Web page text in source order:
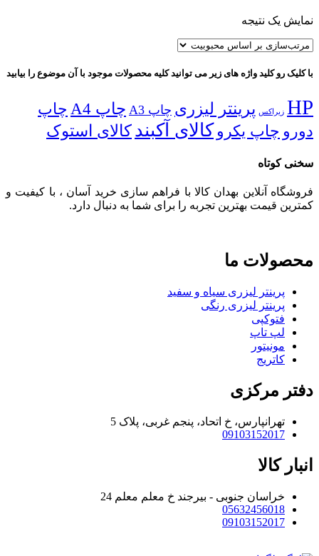
نمایش یک نتیجه
با کلیک رو کلید واژه های زیر می توانید کلیه محصولات موجود با آن موضوع را بیابید
HP زیراکس پرینتر لیزری چاپ A3 چاپ A4
چاپ
دورو چاپ یکرو کالای آکبند کالای استوک
سخنی کوتاه
فروشگاه آنلاین بهدان کالا با فراهم سازی خرید آسان ، با کیفیت و
کمترین قیمت بهترین تجربه را برای شما به دنبال دارد.
محصولات ما
پرینتر لیزری سیاه و سفید
پرینتر لیزری رنگی
فتوکپی
لپ تاپ
مونیتور
کاتریج
دفتر مرکزی
تهرانپارس، خ اتحاد، پنجم غربی، پلاک 5
09103152017
انبار کالا
خراسان جنوبی - بیرجند خ معلم معلم 24
05632456018
09103152017